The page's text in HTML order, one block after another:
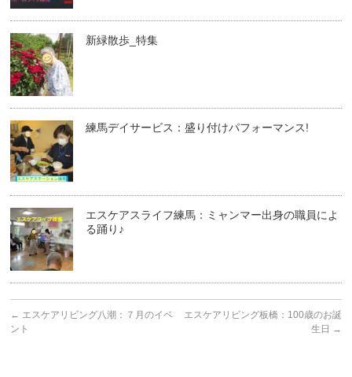
新緑散歩_特集
練馬デイサービス：盛り付けパフォーマンス!
エスケアスライフ練馬：ミャンマー出身の職員によ
る踊り♪
← エスケアリビング八潮：７月のイベ
ント
エスケアリビング板橋：100歳のお誕
生日 →